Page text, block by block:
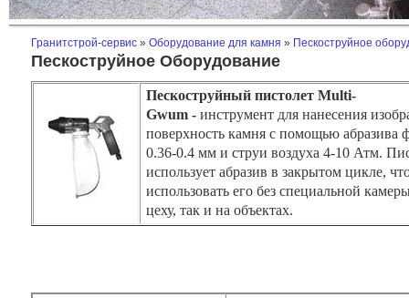
Гранитстрой-сервис » Оборудование для камня » Пескоструйное
Пескоструйное Оборудование
Пескоструйный пистолет Multi-
Gwum - инструмент для нанесения
поверхность камня с помощью абразива
0.36-0.4 мм и струи воздуха 4-10 Атм.
использует абразив в закрытом цикле,
использовать его без специальной
цеху, так и на объектах.